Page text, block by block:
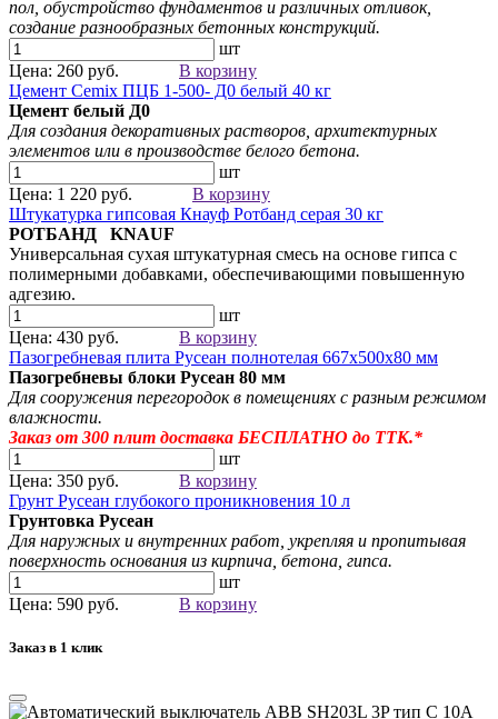
пол, обустройство фундаментов и различных отливок,
создание разнообразных бетонных конструкций.
шт
Цена: 260 руб.
В корзину
Цемент Cemix ПЦБ 1-500- Д0 белый 40 кг
Цемент белый Д0
Для создания декоративных растворов , архитектурных
элементов или в производстве белого бетона.
шт
Цена: 1 220 руб.
В корзину
Штукатурка гипсовая Кнауф Ротбанд серая 30 кг
РОТБАНД KNAUF
Универсальная сухая штукатурная смесь на основе гипса с
полимерными добавками, обеспечивающими повышенную
адгезию.
шт
Цена: 430 руб.
В корзину
Пазогребневая плита Русеан полнотелая 667х500х80 мм
Пазогребневы блоки Русеан 80 мм
Для сооружения перегородок в помещениях с разным режимом
влажности.
Заказ от 300 плит доставка БЕСПЛАТНО до ТТК.*
шт
Цена: 350 руб.
В корзину
Грунт Русеан глубокого проникновения 10 л
Грунтовка Русеан
Для наружных и внутренних работ, укрепляя и пропитывая
поверхность основания из кирпича, бетона, гипса.
шт
Цена: 590 руб.
В корзину
Заказ в 1 клик